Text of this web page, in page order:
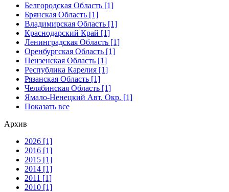
Белгородская Область [1]
Брянская Область [1]
Владимирская Область [1]
Краснодарский Край [1]
Ленинградская Область [1]
Оренбургская Область [1]
Пензенская Область [1]
Республика Карелия [1]
Рязанская Область [1]
Челябинская Область [1]
Ямало-Ненецкий Авт. Окр. [1]
Показать все
Архив
2026 [1]
2016 [1]
2015 [1]
2014 [1]
2011 [1]
2010 [1]